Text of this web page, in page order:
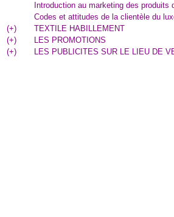
Introduction au marketing des produits
Codes et attitudes de la clientèle du
(+)
TEXTILE HABILLEMENT
(+)
LES PROMOTIONS
(+) LES PUBLICITES SUR LE LIEU DE